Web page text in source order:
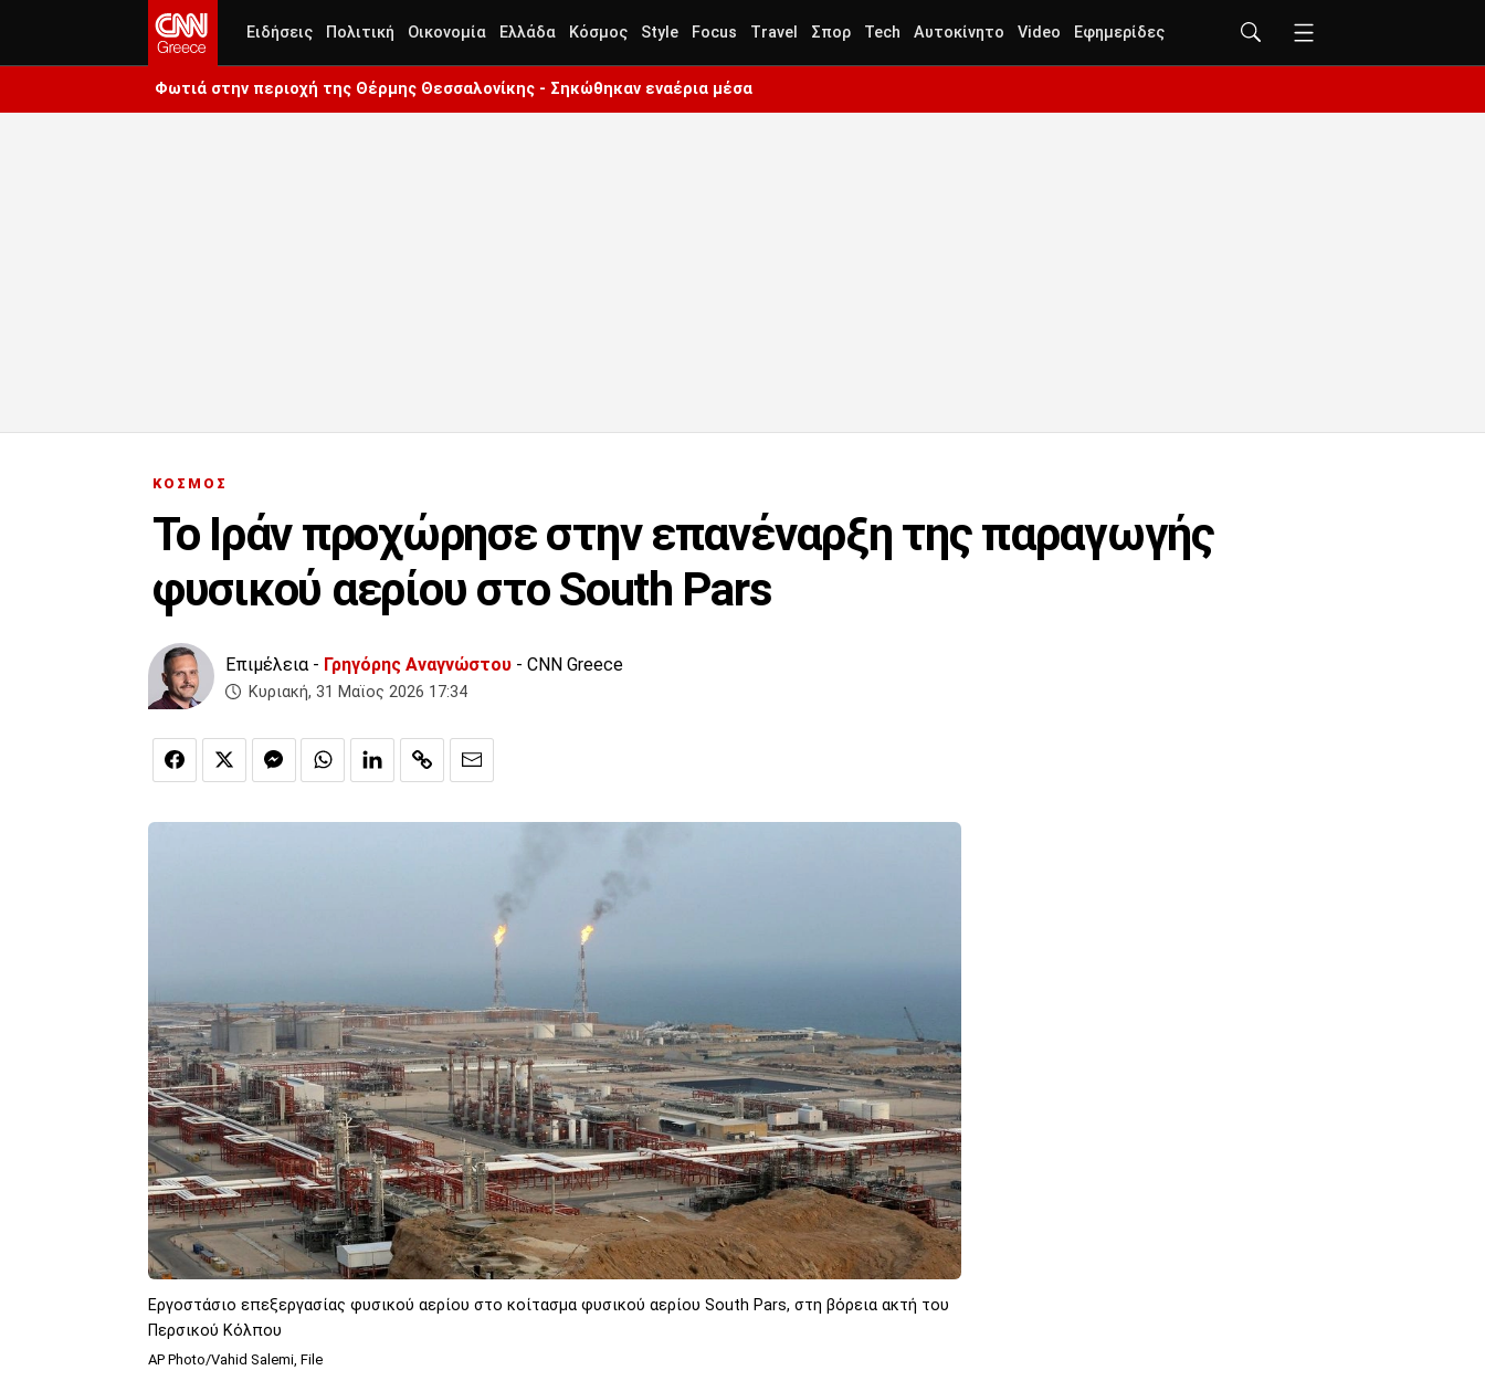
Ειδήσεις Πολιτική Οικονομία Ελλάδα Κόσμος Style Focus Travel Σπορ Tech Αυτοκίνητο Video Εφημερίδες
Φωτιά στην περιοχή της Θέρμης Θεσσαλονίκης - Σηκώθηκαν εναέρια μέσα
ΚΟΣΜΟΣ
Το Ιράν προχώρησε στην επανέναρξη της παραγωγής
φυσικού αερίου στο South Pars
Επιμέλεια - Γρηγόρης Αναγνώστου - CNN Greece
Κυριακή, 31 Μαϊος 2026 17:34
Εργοστάσιο επεξεργασίας φυσικού αερίου στο κοίτασμα φυσικού αερίου South Pars, στη βόρεια ακτή του
Περσικού Κόλπου
AP Photo/Vahid Salemi, File